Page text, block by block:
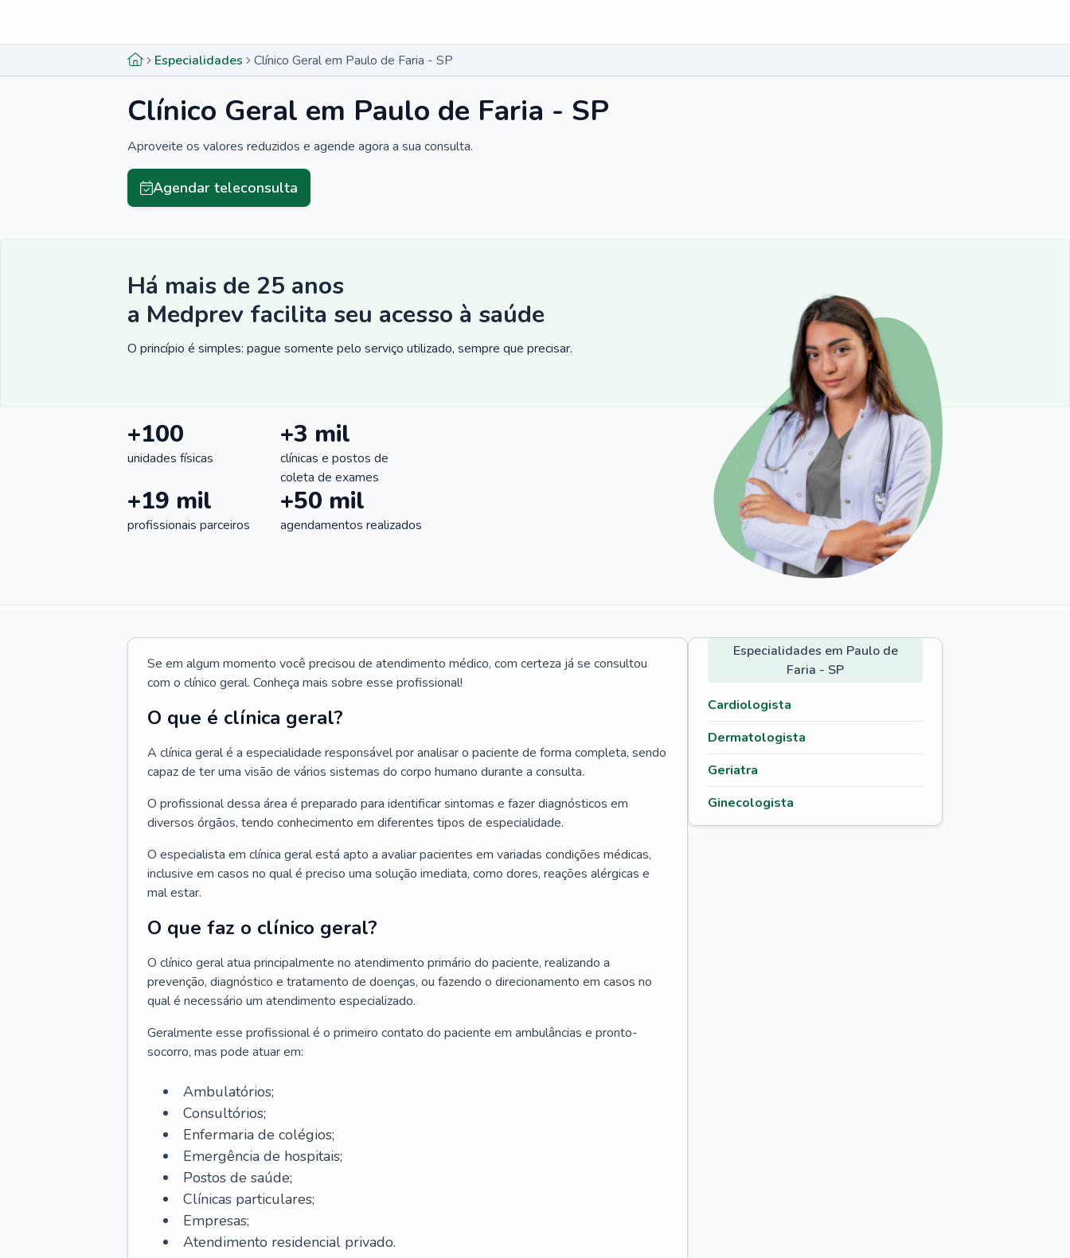
Especialidades Clínico Geral em Paulo de Faria - SP
Clínico Geral em Paulo de Faria - SP
Aproveite os valores reduzidos e agende agora a sua consulta.
Agendar teleconsulta
Há mais de 25 anos
a Medprev facilita seu acesso à saúde
O princípio é simples: pague somente pelo serviço utilizado, sempre que precisar.
+100
unidades físicas
+3 mil
clínicas e postos de
coleta de exames
+19 mil
profissionais parceiros
+50 mil
agendamentos realizados
Se em algum momento você precisou de atendimento médico, com certeza já se consultou
com o clínico geral. Conheça mais sobre esse profissional!
O que é clínica geral?
A clínica geral é a especialidade responsável por analisar o paciente de forma completa, sendo
capaz de ter uma visão de vários sistemas do corpo humano durante a consulta.
O profissional dessa área é preparado para identificar sintomas e fazer diagnósticos em
diversos órgãos, tendo conhecimento em diferentes tipos de especialidade.
O especialista em clínica geral está apto a avaliar pacientes em variadas condições médicas,
inclusive em casos no qual é preciso uma solução imediata, como dores, reações alérgicas e
mal estar.
O que faz o clínico geral?
O clínico geral atua principalmente no atendimento primário do paciente, realizando a
prevenção, diagnóstico e tratamento de doenças, ou fazendo o direcionamento em casos no
qual é necessário um atendimento especializado.
Geralmente esse profissional é o primeiro contato do paciente em ambulâncias e pronto-
socorro, mas pode atuar em:
Ambulatórios;
Consultórios;
Enfermaria de colégios;
Emergência de hospitais;
Postos de saúde;
Clínicas particulares;
Empresas;
Atendimento residencial privado.
Especialidades em Paulo de
Faria - SP
Cardiologista
Dermatologista
Geriatra
Ginecologista